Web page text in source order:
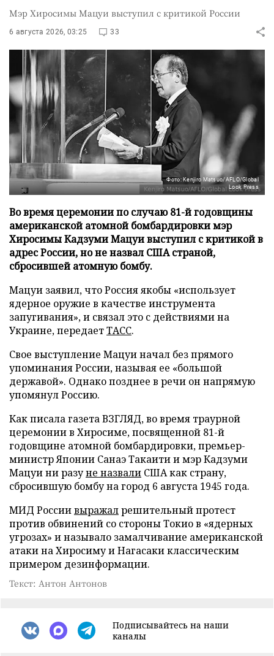
Мэр Хиросимы Мацуи выступил с критикой России
6 августа 2026, 03:25 33
Фото: Kenjiro Matsuo/AFLO/Global
Look Press
Во время церемонии по случаю 81-й годовщины
американской атомной бомбардировки мэр
Хиросимы Кадзуми Мацуи выступил с критикой в
адрес России, но не назвал США страной,
сбросившей атомную бомбу.
Мацуи заявил, что Россия якобы «использует
ядерное оружие в качестве инструмента
запугивания», и связал это с действиями на
Украине, передаетТАСС.
Свое выступление Мацуи начал без прямого
упоминания России, называя ее «большой
державой». Однако позднее в речи он напрямую
упомянул Россию.
Как писала газета ВЗГЛЯД, во время траурной
церемонии в Хиросиме, посвященной 81-й
годовщине атомной бомбардировки, премьер-
министр Японии Санаэ Такаити и мэр Кадзуми
Мацуи ни разуне назвали США как страну,
сбросившую бомбу на город 6 августа 1945 года.
МИД Россиивыражалрешительный протест
против обвинений со стороны Токио в «ядерных
угрозах» и называло замалчивание американской
атаки на Хиросиму и Нагасаки классическим
примером дезинформации.
Текст: Антон Антонов
Подписывайтесь на наши
каналы